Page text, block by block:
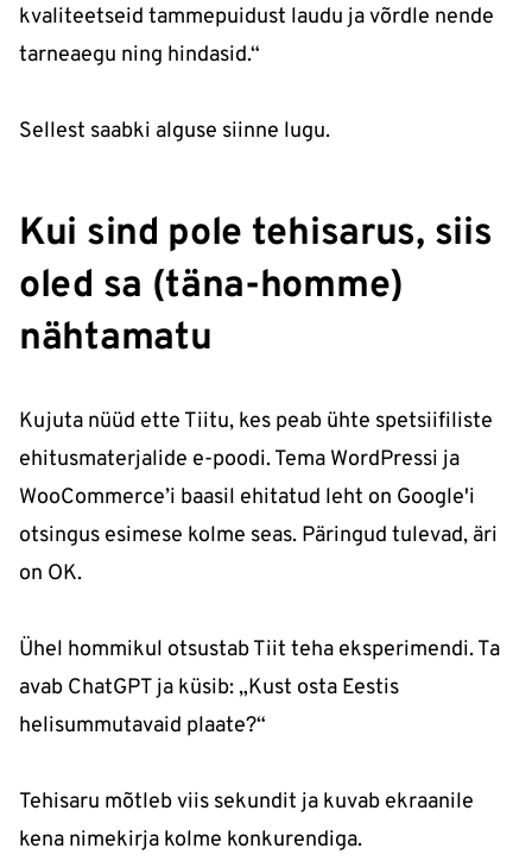
kvaliteetseid tammepuidust laudu ja võrdle nende
tarneaegu ning hindasid.“
Sellest saabki alguse siinne lugu.
Kui sind pole tehisarus, siis
oled sa (täna-homme)
nähtamatu
Kujuta nüüd ette Tiitu, kes peab ühte spetsiifiliste
ehitusmaterjalide e-poodi. Tema WordPressi ja
WooCommerce’i baasil ehitatud leht on Google'i
otsingus esimese kolme seas. Päringud tulevad, äri
on OK.
Ühel hommikul otsustab Tiit teha eksperimendi. Ta
avab ChatGPT ja küsib: „Kust osta Eestis
helisummutavaid plaate?“
Tehisaru mõtleb viis sekundit ja kuvab ekraanile
kena nimekirja kolme konkurendiga.